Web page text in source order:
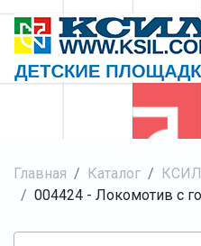
Главная Каталог
004424 - Локомотив с